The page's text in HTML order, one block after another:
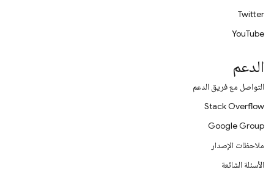
Twitter
YouTube
الدعم
التواصل مع فريق الدعم
Stack Overflow
Google Group
ملاحظات الإصدار
الأسئلة الشائعة